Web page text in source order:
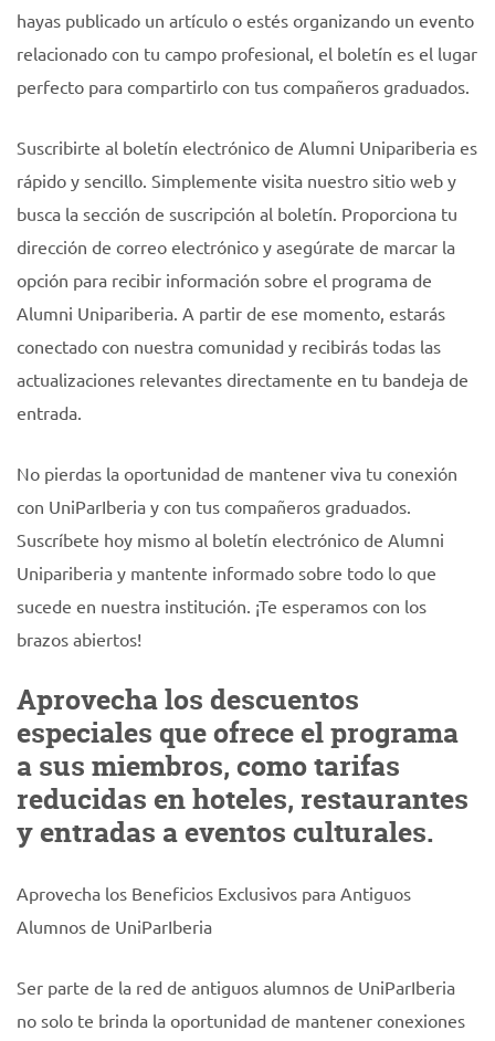
hayas publicado un artículo o estés organizando un evento
relacionado con tu campo profesional, el boletín es el lugar
perfecto para compartirlo con tus compañeros graduados.
Suscribirte al boletín electrónico de Alumni Unipariberia es
rápido y sencillo. Simplemente visita nuestro sitio web y
busca la sección de suscripción al boletín. Proporciona tu
dirección de correo electrónico y asegúrate de marcar la
opción para recibir información sobre el programa de
Alumni Unipariberia. A partir de ese momento, estarás
conectado con nuestra comunidad y recibirás todas las
actualizaciones relevantes directamente en tu bandeja de
entrada.
No pierdas la oportunidad de mantener viva tu conexión
con UniParIberia y con tus compañeros graduados.
Suscríbete hoy mismo al boletín electrónico de Alumni
Unipariberia y mantente informado sobre todo lo que
sucede en nuestra institución. ¡Te esperamos con los
brazos abiertos!
Aprovecha los descuentos
especiales que ofrece el programa
a sus miembros, como tarifas
reducidas en hoteles, restaurantes
y entradas a eventos culturales.
Aprovecha los Beneficios Exclusivos para Antiguos
Alumnos de UniParIberia
Ser parte de la red de antiguos alumnos de UniParIberia
no solo te brinda la oportunidad de mantener conexiones